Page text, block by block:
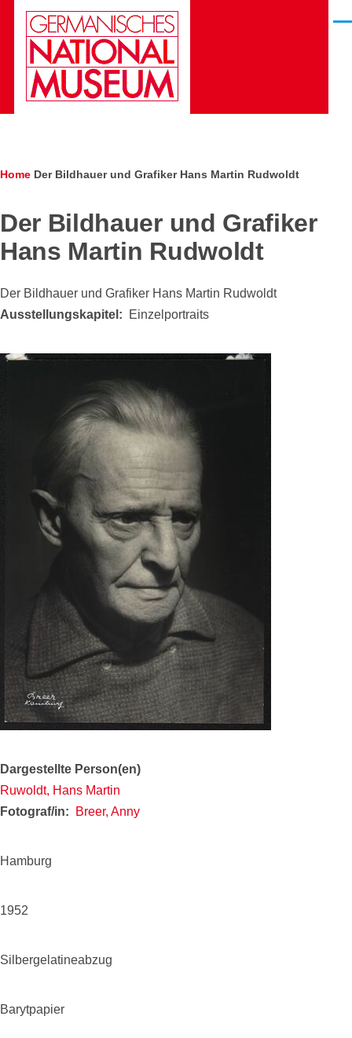
Skip to main content
Breadcrumb
Home Der Bildhauer und Grafiker Hans Martin Rudwoldt
Der Bildhauer und Grafiker
Hans Martin Rudwoldt
Der Bildhauer und Grafiker Hans Martin Rudwoldt
Ausstellungskapitel
Einzelportraits
Dargestellte Person(en)
Ruwoldt, Hans Martin
Fotograf/in
Breer, Anny
Hamburg
1952
Silbergelatineabzug
Barytpapier